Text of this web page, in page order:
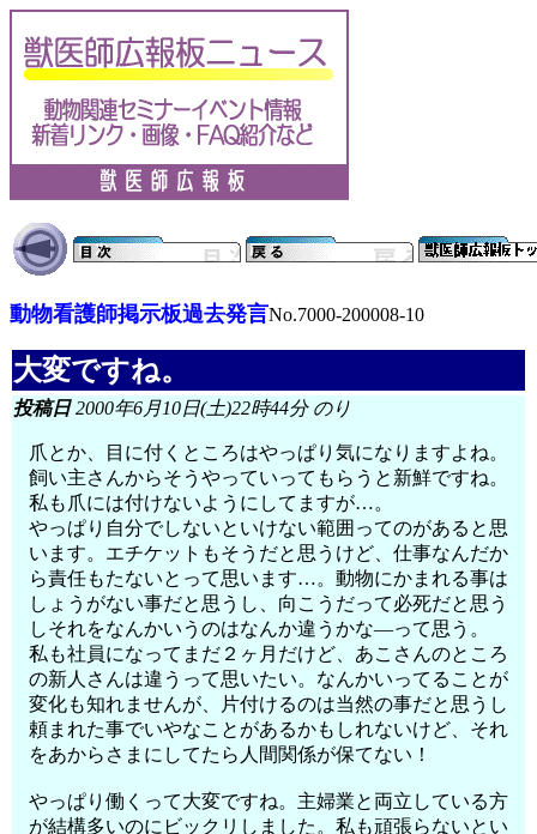
動物看護師掲示板過去発言No.7000-200008-10
大変ですね。
投稿日2000年6月10日(土)22時44分 のり
爪とか、目に付くところはやっぱり気になりますよね。
飼い主さんからそうやっていってもらうと新鮮ですね。
私も爪には付けないようにしてますが…。
やっぱり自分でしないといけない範囲ってのがあると思
います。エチケットもそうだと思うけど、仕事なんだか
ら責任もたないとって思います…。動物にかまれる事は
しょうがない事だと思うし、向こうだって必死だと思う
しそれをなんかいうのはなんか違うかな―って思う。
私も社員になってまだ２ヶ月だけど、あこさんのところ
の新人さんは違うって思いたい。なんかいってることが
変化も知れませんが、片付けるのは当然の事だと思うし
頼まれた事でいやなことがあるかもしれないけど、それ
をあからさまにしてたら人間関係が保てない！
やっぱり働くって大変ですね。主婦業と両立している方
が結構多いのにビックリしました。私も頑張らないとい